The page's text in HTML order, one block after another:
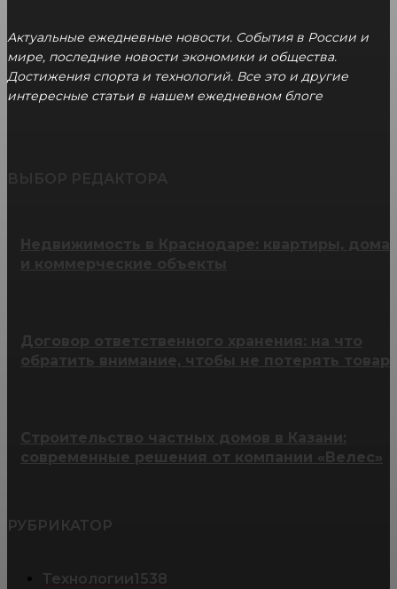
Актуальные ежедневные новости. События в России и
мире, последние новости экономики и общества.
Достижения спорта и технологий. Все это и другие
интересные статьи в нашем ежедневном блоге
Договор ответственного хранения: на что
обратить внимание, чтобы не потерять товар
Строительство частных домов в Казани:
современные решения от компании «Велес»
РУБРИКАТОР
Технологии1538